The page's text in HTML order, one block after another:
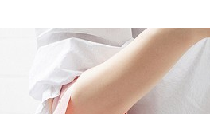
詢問